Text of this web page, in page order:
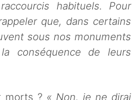
habituels. Pour
que, dans certains
sous nos monuments
conséquence de leurs
morts ? « Non, je ne dirai